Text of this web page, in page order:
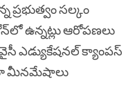
ప్రభుత్వం సల్కం
ఉన్నట్లు ఆరోపణలు
ఎడ్యుకేషనల్ క్యాంపస్
మీనమేషాలు